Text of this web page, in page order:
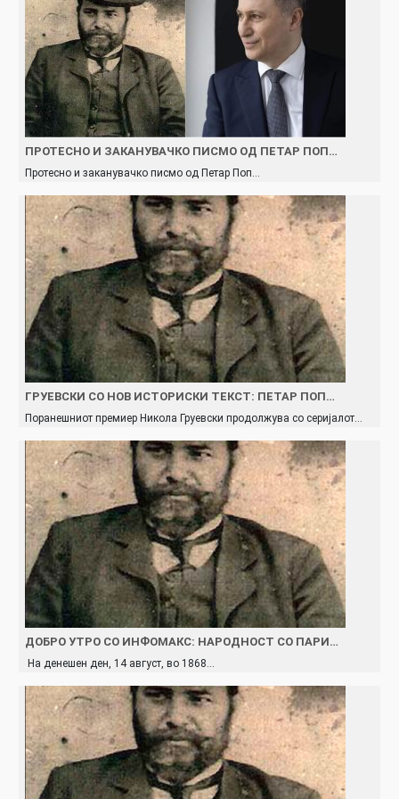
ПРОТЕСНО И ЗАКАНУВАЧКО ПИСМО ОД ПЕТАР ПОП…
Протесно и заканувачко писмо од Петар Поп…
ГРУЕВСКИ СО НОВ ИСТОРИСКИ ТЕКСТ: ПЕТАР ПОП…
Поранешниот премиер Никола Груевски продолжува со серијалот…
ДОБРО УТРО СО ИНФОМАКС: НАРОДНОСТ СО ПАРИ…
На денешен ден, 14 август, во 1868…